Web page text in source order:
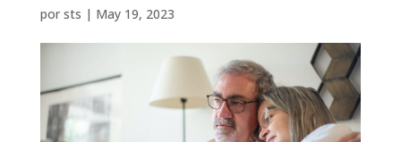
por sts | May 19, 2023